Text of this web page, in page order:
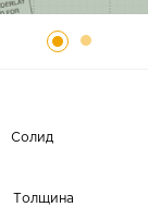
Солид
Толщина